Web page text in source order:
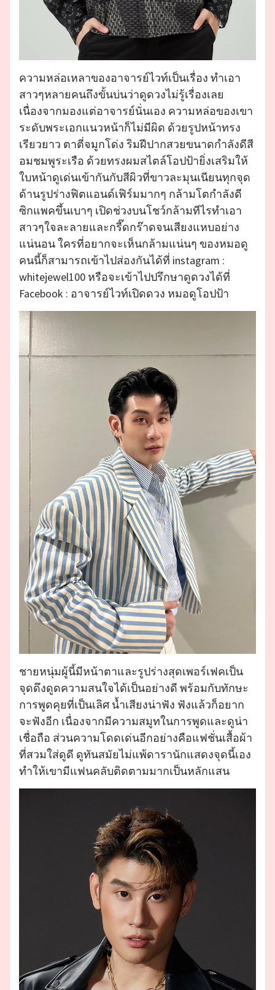
ความหล่อเหลาของอาจารย์ไวท์เป็นเรื่อง ทำเอา
สาวๆหลายคนถึงขั้นบ่นว่าดูดวงไม่รู้เรื่องเลย
เนื่องจากมองแต่อาจารย์นั่นเอง ความหล่อของเขา
ระดับพระเอกแนวหน้าก็ไม่มีผิด ด้วยรูปหน้าทรง
เรียวยาว ตาตี่จมูกโด่ง ริมฝีปากสวยขนาดกำลังดีสี
อมชมพูระเรือ ด้วยทรงผมสไตล์โอปป้ายิ่งเสริมให้
ใบหน้าดูเด่นเข้ากันกับสีผิวที่ขาวละมุนเนียนทุกจุด
ด้านรูปร่างฟิตแอนด์เฟิร์มมากๆ กล้ามโตกำลังดี
ซิกแพคขึ้นเบาๆ เปิดช่วงบนโชว์กล้ามทีไรทำเอา
สาวๆใจละลายและกรี๊ดกร๊าดจนเสียงแหบอย่าง
แน่นอน ใครที่อยากจะเห็นกล้ามแน่นๆ ของหมอดู
คนนี้ก็สามารถเข้าไปส่องกันได้ที่ instagram :
whitejewel100 หรือจะเข้าไปปรึกษาดูดวงได้ที่
Facebook : อาจารย์ไวท์เปิดดวง หมอดูโอปป้า
ชายหนุ่มผู้นี้มีหน้าตาและรูปร่างสุดเพอร์เฟคเป็น
จุดดึงดูดความสนใจได้เป็นอย่างดี พร้อมกับทักษะ
การพูดคุยที่เป็นเลิศ น้ำเสียงน่าฟัง ฟังแล้วก็อยาก
จะฟังอีก เนื่องจากมีความสมูทในการพูดและดูน่า
เชื่อถือ ส่วนความโดดเด่นอีกอย่างคือแฟชั่นเสื้อผ้า
ที่สวมใส่ดูดี ดูทันสมัยไม่แพ้ดารานักแสดงจุดนี้เอง
ทำให้เขามีแฟนคลับติดตามมากเป็นหลักแสน